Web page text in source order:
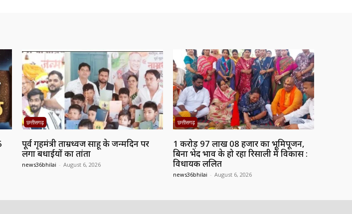
छत्तीसगढ़
पूर्व गृहमंत्री ताम्रध्वज साहू के जन्मदिन पर
लगा बधाईयों का तांता
news36bhilai - August 6, 2026
छत्तीसगढ़
1 करोड़ 97 लाख 08 हजार का भूमिपूजन,
बिना भेद भाव के हो रहा रिसाली में विकास :
विधायक ललित
news36bhilai - August 6, 2026